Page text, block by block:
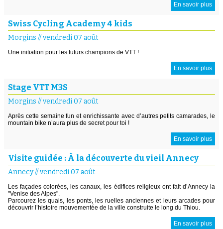
En savoir plus
Swiss Cycling Academy 4 kids
Morgins //vendredi 07 août
Une initiation pour les futurs champions de VTT !
En savoir plus
Stage VTT M3S
Morgins //vendredi 07 août
Après cette semaine fun et enrichissante avec d’autres petits camarades, le
mountain bike n’aura plus de secret pour toi !
En savoir plus
Visite guidée : À la découverte du vieil Annecy
Annecy//vendredi 07 août
Les façades colorées, les canaux, les édifices religieux ont fait d’Annecy la
"Venise des Alpes".
Parcourez les quais, les ponts, les ruelles anciennes et leurs arcades pour
découvrir l’histoire mouvementée de la ville construite le long du Thiou.
En savoir plus